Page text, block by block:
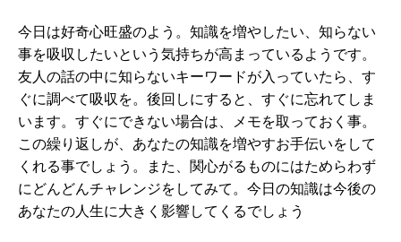
今日は好奇心旺盛のよう。知識を増やしたい、知らない
事を吸収したいという気持ちが高まっているようです。
友人の話の中に知らないキーワードが入っていたら、す
ぐに調べて吸収を。後回しにすると、すぐに忘れてしま
います。すぐにできない場合は、メモを取っておく事。
この繰り返しが、あなたの知識を増やすお手伝いをして
くれる事でしょう。また、関心がるものにはためらわず
にどんどんチャレンジをしてみて。今日の知識は今後の
あなたの人生に大きく影響してくるでしょう